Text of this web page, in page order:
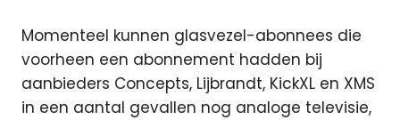
Momenteel kunnen glasvezel-abonnees die
voorheen een abonnement hadden bij
aanbieders Concepts, Lijbrandt, KickXL en XMS
in een aantal gevallen nog analoge televisie,